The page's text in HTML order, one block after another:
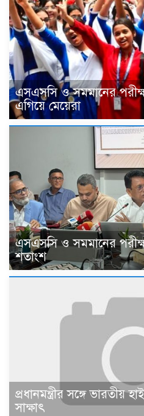
এসএসসি ও সমমানের
এগিয়ে মেয়েরা
এসএসসি ও সমমানের
শতাংশ
প্রধানমন্ত্রীর সঙ্গে ভারতীয়
সাক্ষাৎ